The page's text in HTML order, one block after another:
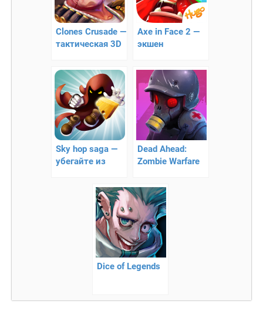
Clones Crusade —
тактическая 3D
против клонов
Axe in Face 2 —
экшен
Sky hop saga —
убегайте из
Dead Ahead:
Zombie Warfare
зомби!
Dice of Legends